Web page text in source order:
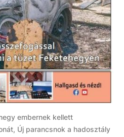
embernek kellett
Új parancsnok a hadosztály